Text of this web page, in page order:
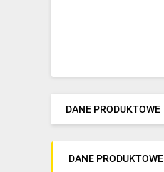
DANE PRODUKTOWE
DANE PRODUKTOWE